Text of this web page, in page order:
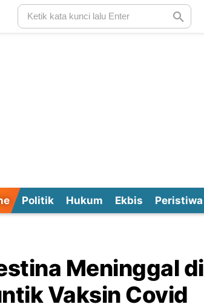
Politik Hukum Ekbis Peristiwa
Meninggal di
Vaksin Covid